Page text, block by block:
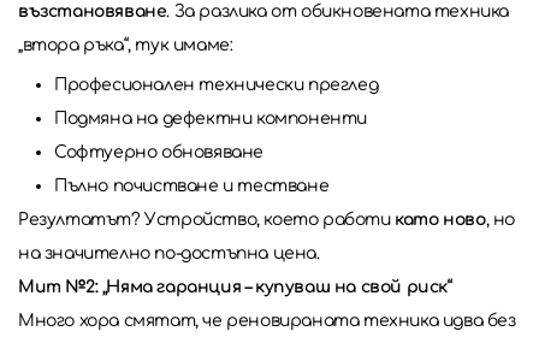
възстановяване. За разлика от обикновената техника
„втора ръка“, тук имаме:
Професионален технически преглед
Подмяна на дефектни компоненти
Софтуерно обновяване
Пълно почистване и тестване
Резултатът? Устройство, което работи като ново, но
на значително по-достъпна цена.
Мит №2: „Няма гаранция – купуваш на свой риск“
Много хора смятат, че реновираната техника идва без